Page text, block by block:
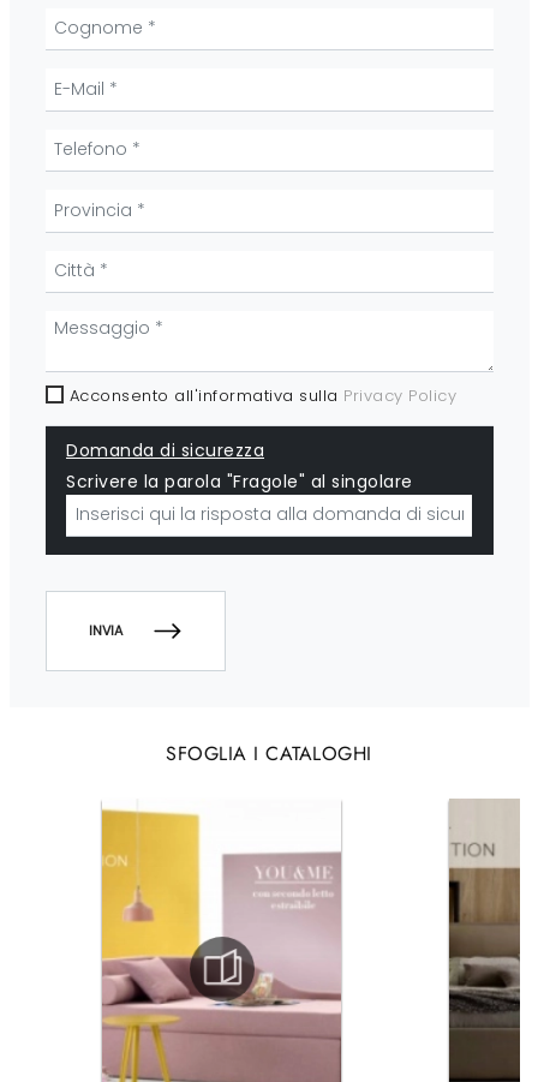
SFOGLIA I CATALOGHI
Acconsento all'informativa sulla Privacy Policy
Domanda di sicurezza
Scrivere la parola "Fragole" al singolare
INVIA